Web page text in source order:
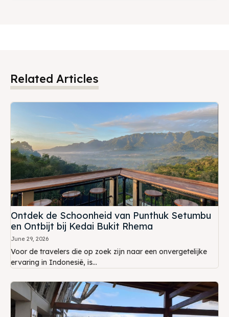
Related Articles
Ontdek de Schoonheid van Punthuk Setumbu
en Ontbijt bij Kedai Bukit Rhema
June 29, 2026
Voor de travelers die op zoek zijn naar een onvergetelijke
ervaring in Indonesië, is...